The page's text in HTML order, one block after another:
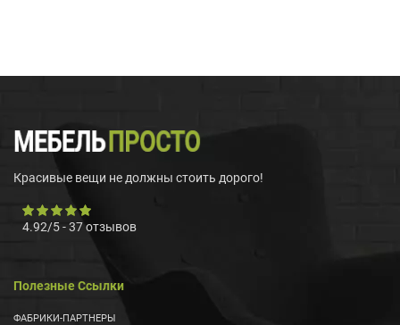
Красивые вещи не должны стоить дорого!
4.92/5-37отзывов
Полезные Ссылки
ФАБРИКИ-ПАРТНЕРЫ